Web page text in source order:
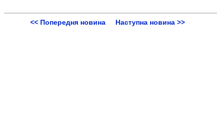
<< Попередня новина Наступна новина >>